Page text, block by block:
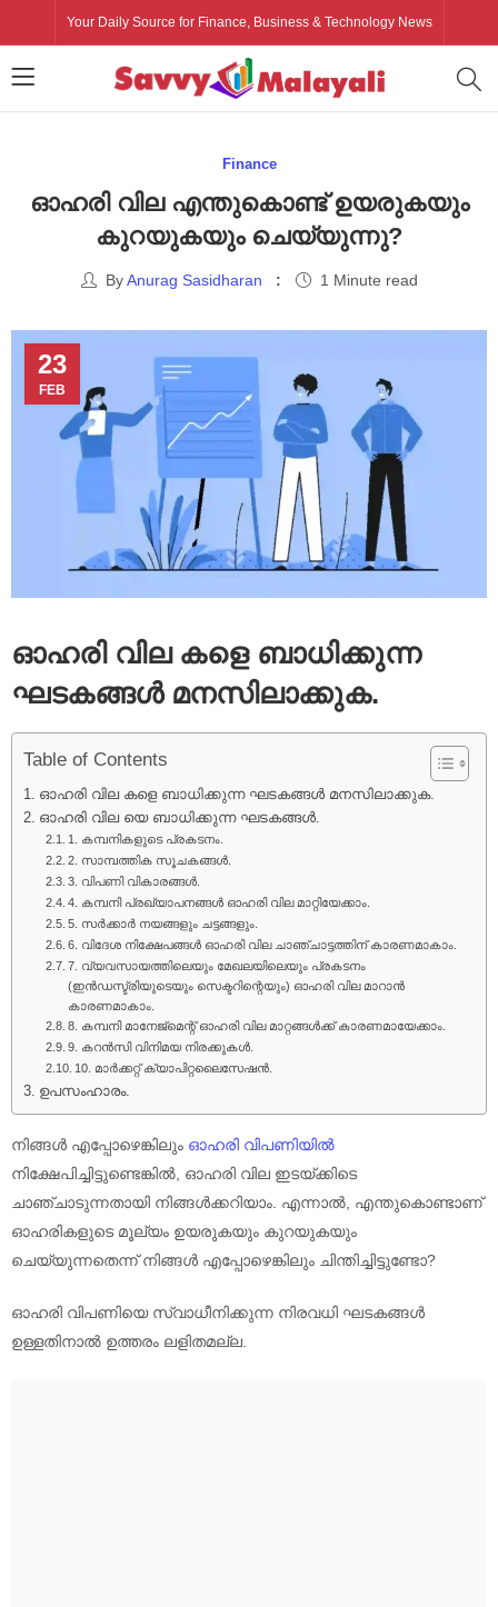
Your Daily Source for Finance, Business & Technology News
Finance
ഓഹരി വില എന്തുകൊണ്ട് ഉയരുകയും
കുറയുകയും ചെയ്യുന്നു?
ByAnurag Sasidharan 1 Minute read
23
FEB
ഓഹരി വില കളെ ബാധിക്കുന്ന
ഘടകങ്ങൾ മനസിലാക്കുക.
Table of Contents
ഓഹരി വില കളെ ബാധിക്കുന്ന ഘടകങ്ങൾ മനസിലാക്കുക.
ഓഹരി വില യെ ബാധിക്കുന്ന ഘടകങ്ങൾ.
1. കമ്പനികളുടെ പ്രകടനം.
2. സാമ്പത്തിക സൂചകങ്ങൾ.
3. വിപണി വികാരങ്ങൾ.
4. കമ്പനി പ്രഖ്യാപനങ്ങൾ ഓഹരി വില മാറ്റിയേക്കാം.
5. സർക്കാർ നയങ്ങളും ചട്ടങ്ങളും.
6. വിദേശ നിക്ഷേപങ്ങൾ ഓഹരി വില ചാഞ്ചാട്ടത്തിന് കാരണമാകാം.
7. വ്യവസായത്തിലെയും മേഖലയിലെയും പ്രകടനം
(ഇൻഡസ്ട്രിയുടെയും സെക്ടറിന്റെയും) ഓഹരി വില മാറാൻ
കാരണമാകാം.
8. കമ്പനി മാനേജ്മെന്റ് ഓഹരി വില മാറ്റങ്ങൾക്ക് കാരണമായേക്കാം.
9. കറൻസി വിനിമയ നിരക്കുകൾ.
10. മാർക്കറ്റ് ക്യാപിറ്റലൈസേഷൻ.
ഉപസംഹാരം.
നിങ്ങൾ എപ്പോഴെങ്കിലും ഓഹരി വിപണിയിൽ
നിക്ഷേപിച്ചിട്ടുണ്ടെങ്കിൽ, ഓഹരി വില ഇടയ്ക്കിടെ
ചാഞ്ചാടുന്നതായി നിങ്ങൾക്കറിയാം. എന്നാൽ, എന്തുകൊണ്ടാണ്
ഓഹരികളുടെ മൂല്യം ഉയരുകയും കുറയുകയും
ചെയ്യുന്നതെന്ന് നിങ്ങൾ എപ്പോഴെങ്കിലും ചിന്തിച്ചിട്ടുണ്ടോ?
ഓഹരി വിപണിയെ സ്വാധീനിക്കുന്ന നിരവധി ഘടകങ്ങൾ
ഉള്ളതിനാൽ ഉത്തരം ലളിതമല്ല.